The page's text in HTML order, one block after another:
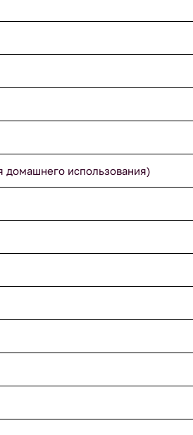
домашнего использования)